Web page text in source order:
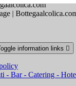
|
information links 
- Bar - Catering -